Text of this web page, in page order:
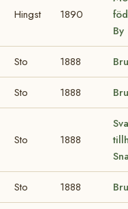
Hingst 1890
By
Sto 1888
Sto 1888
Sto 1888
Sto 1888